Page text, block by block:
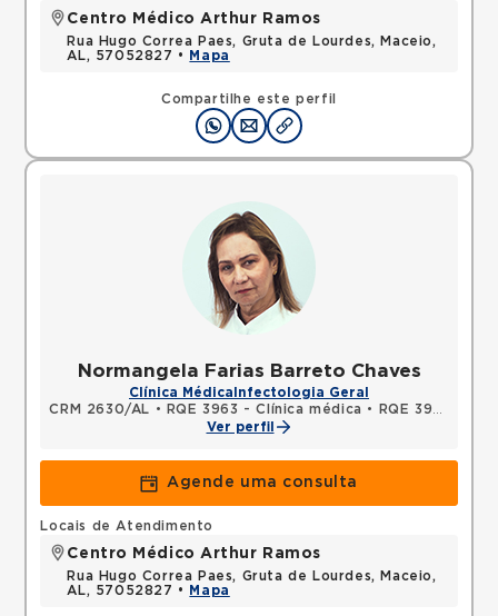
Compartilhe este perfil
Centro Médico Arthur Ramos
Rua Hugo Correa Paes, Gruta de Lourdes, Maceio,
AL, 57052827 •
Mapa
Normangela Farias Barreto Chaves
Clínica Médica Infectologia Geral
CRM 2630/AL • RQE 3963 - Clínica médica •
RQE 3964 - Infectologia
Ver perfil
Agende uma consulta
Locais de Atendimento
Centro Médico Arthur Ramos
Rua Hugo Correa Paes, Gruta de Lourdes, Maceio,
AL, 57052827 •
Mapa